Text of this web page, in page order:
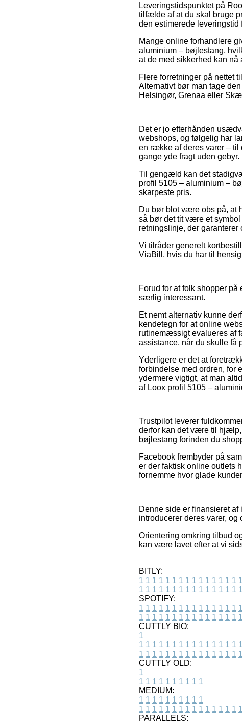
Leveringstidspunktet på
tilfælde af at du skal bruge
den estimerede leveringstid
Mange online forhandlere
aluminium – bøjlestang,
at de med sikkerhed kan
Flere forretninger på nettet
Alternativt bør man tage
Helsingør, Grenaa eller
Det er jo efterhånden
webshops, og følgelig har
en række af deres varer – til
gange yde fragt uden gebyr.
Til gengæld kan det
profil 5105 – aluminium –
skarpeste pris.
Du bør blot være obs på, at
så bør det tit være et
retningslinje, der garanterer
Vi tilråder generelt
ViaBill, hvis du har til
Forud for at folk shopper
særlig interessant.
Et nemt alternativ kunne
kendetegn for at online
rutinemæssigt evalueres af
assistance, når du skulle få
Yderligere er det at
forbindelse med ordren, for
ydermere vigtigt, at man
af Loox profil 5105 –
Trustpilot leverer
derfor kan det være til hjælp,
bøjlestang forinden du
Facebook frembyder på
er der faktisk online outlets
fornemme hvor glade
Denne side er finansieret
introducerer deres varer,
Orientering omkring tilbud
kan være lavet efter at vi
BITLY:
1 1 1 1 1 1 1 1 1 1 1 1 1 1 1 1
1 1 1 1 1 1 1 1 1 1 1 1 1 1 1 1
SPOTIFY:
1 1 1 1 1 1 1 1 1 1 1 1 1 1 1 1
1 1 1 1 1 1 1 1 1 1 1 1 1 1 1 1
CUTTLY BIO:
1
1 1 1 1 1 1 1 1 1 1 1 1 1 1 1 1
1 1 1 1 1 1 1 1 1 1 1 1 1 1 1 1
CUTTLY OLD:
1
1 1 1 1 1 1 1 1 1 1
MEDIUM:
1 1 1 1 1 1 1 1 1 1
1 1 1 1 1 1 1 1 1 1 1 1 1 1 1 1
PARALLELS: